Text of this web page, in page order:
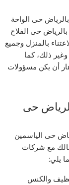
حى الواحة
حى الفلاح
بالمنزل وجميع
ذلك، كما
أن يكن مسؤولات
حى
حى الياسمين
مع شركات
يلي:
والكنس